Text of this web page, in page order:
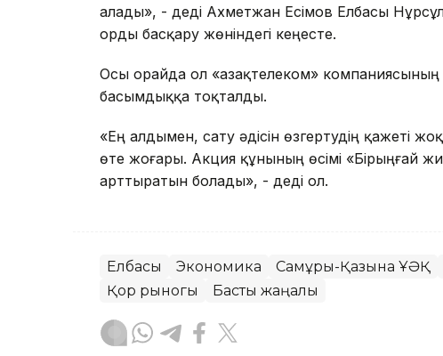
алады», - деді Ахметжан Есімов Елбасы
Қорды басқару жөніндегі кеңесте.
Осы орайда ол «Қазақтелеком»
басымдыққа тоқталды.
«Ең алдымен, сату әдісін өзгертудің қажеті
өте жоғары. Акция құнының өсімі «Бірыңғай
арттыратын болады», - деді ол.
Елбасы Экономика Самұрық-Қазына ҰӘҚ
Қор рыногы
Басты жаңалық